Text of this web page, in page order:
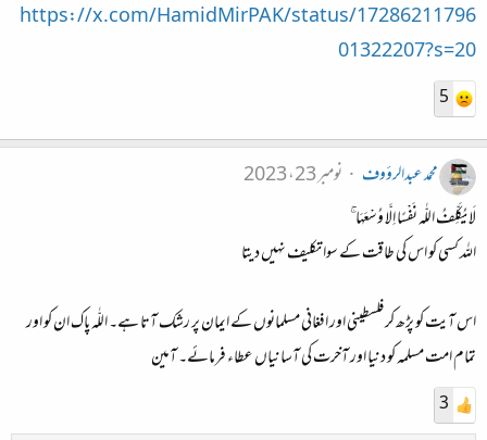
https://x.com/HamidMirPAK/status/17286211796
01322207?s=20
5
محمد عبدالرؤوف
نومبر 23، 2023
لَا يُكَلِّفُ اللّٰہ نَفْسًا اِلَّا وُسْعَهَا ۚ
اللہ کسی کو اس کی طاقت کے سوا تکلیف نہیں دیتا
اس آیت کو پڑھ کر فلسطینی اور افغانی مسلمانوں کے ایمان پر رشک آتا ہے۔ اللّٰہ پاک ان کو اور
تمام امت مسلمہ کو دنیا اور آخرت کی آسانیاں عطاء فرمائے۔ آمین
3